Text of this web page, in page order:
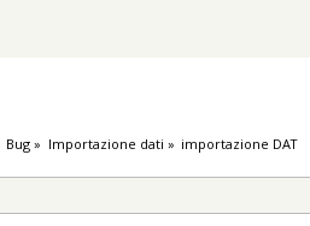
Bug » Importazione dati » importazione DAT